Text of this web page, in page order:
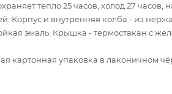
тепло 25 часов, холод 27 часов,
Корпус и внутренняя колба - из
эмаль. Крышка - термостакан c
картонная упаковка в лаконичном